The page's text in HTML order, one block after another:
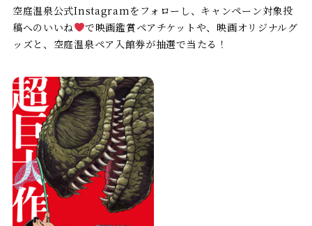
空庭温泉公式Instagramをフォローし、キャンペーン対象投
稿へのいいね
で映画鑑賞ペアチケットや、映画オリジナルグ
ッズと、空庭温泉ペア入館券が抽選で当たる！